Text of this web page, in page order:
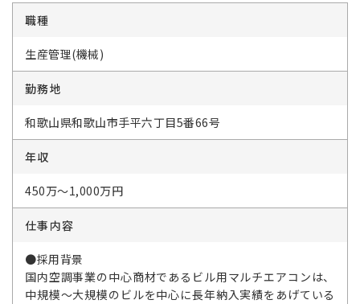
職種
生産管理(機械)
勤務地
和歌山県和歌山市手平六丁目5番66号
年収
450万～1,000万円
仕事内容
●採用背景
国内空調事業の中心商材であるビル用マルチエアコンは、
中規模～大規模のビルを中心に長年納入実績をあげている